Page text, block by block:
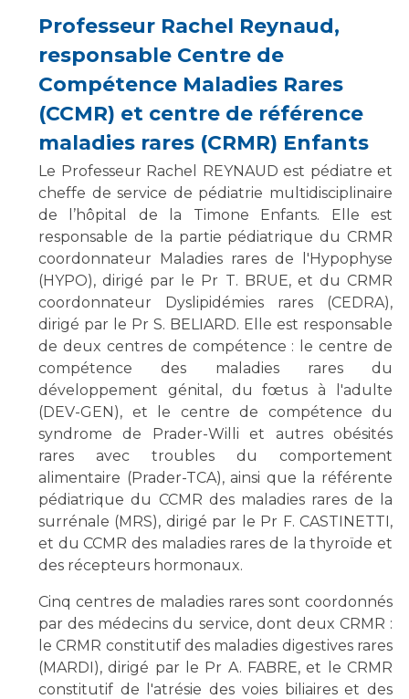
Professeur Rachel Reynaud,
responsable Centre de
Compétence Maladies Rares
(CCMR) et centre de référence
maladies rares (CRMR) Enfants
Le Professeur Rachel REYNAUD est pédiatre et
cheffe de service de pédiatrie multidisciplinaire
de l’hôpital de la Timone Enfants. Elle est
responsable de la partie pédiatrique du CRMR
coordonnateur Maladies rares de l'Hypophyse
(HYPO), dirigé par le Pr T. BRUE, et du CRMR
coordonnateur Dyslipidémies rares (CEDRA),
dirigé par le Pr S. BELIARD. Elle est responsable
de deux centres de compétence : le centre de
compétence des maladies rares du
développement génital, du fœtus à l'adulte
(DEV-GEN), et le centre de compétence du
syndrome de Prader-Willi et autres obésités
rares avec troubles du comportement
alimentaire (Prader-TCA), ainsi que la référente
pédiatrique du CCMR des maladies rares de la
surrénale (MRS), dirigé par le Pr F. CASTINETTI,
et du CCMR des maladies rares de la thyroïde et
des récepteurs hormonaux.
Cinq centres de maladies rares sont coordonnés
par des médecins du service, dont deux CRMR :
le CRMR constitutif des maladies digestives rares
(MARDI), dirigé par le Pr A. FABRE, et le CRMR
constitutif de l'atrésie des voies biliaires et des